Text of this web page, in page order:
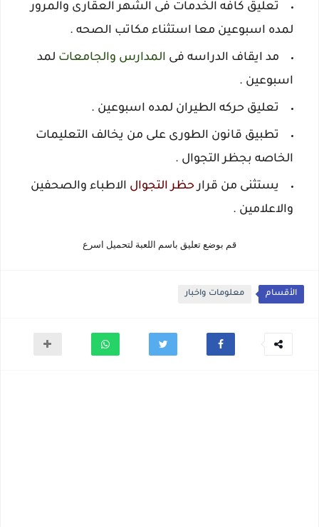
تعليق كافه الخدمات فى الشهر العقارى والمرور
لمده اسبوعين معا استثناء مكاتب الصحه .
مد ايقاف الدراسه فى المدارس والجامعات لمد
اسبوعين .
تعليق حركه الطيران لمده اسبوعين .
تطبيق قانون الطورى على من يخالف التعليمات
الخاصه بجظر التجوال .
يستثنى من قرارحظر التجوال الاطباء والصحفين
والاعلامين .
قم بوضع تعليق باسم اللعبة لتحميل اسرع
الأقسام معلومات واخبار